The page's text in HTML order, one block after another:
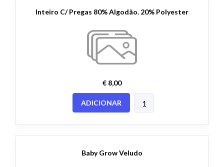
Inteiro C/ Pregas 80% Algodão. 20% Polyester
€ 8,00
ADICIONAR
Baby Grow Veludo